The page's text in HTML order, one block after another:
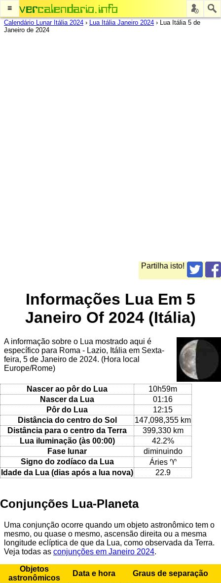
≡
Calendário Lunar Itália 2024 › Lua Itália Janeiro 2024 › Lua Itália 5 de
Janeiro de 2024
Partilha isto!
Informações Lua Em 5
Janeiro Of 2024 (Itália)
A informação sobre o Lua mostrado aqui é
específico para Roma - Lazio, Itália em Sexta-
feira, 5 de Janeiro de 2024. (Hora local
Europe/Rome)
Nascer ao pôr do Lua
10h59m
Nascer da Lua
01:16
Pôr do Lua
12:15
Distância do centro do Sol
147,098,355 km
Distância para o centro da Terra
399,330 km
Lua iluminação (às 00:00)
42.2%
Fase lunar
diminuindo
Signo do zodíaco da Lua
Áries ♈
Idade da Lua (dias após a lua nova)
22.9
Conjunções Lua-Planeta
Uma conjunção ocorre quando um objeto astronômico tem o
mesmo, ou quase o mesmo, ascensão direita ou a mesma
longitude eclíptica de que da Lua, como observada da Terra.
Veja todas as conjunções em Janeiro 2024.
Objetos
astronômicos
Data e hora Graus de separação